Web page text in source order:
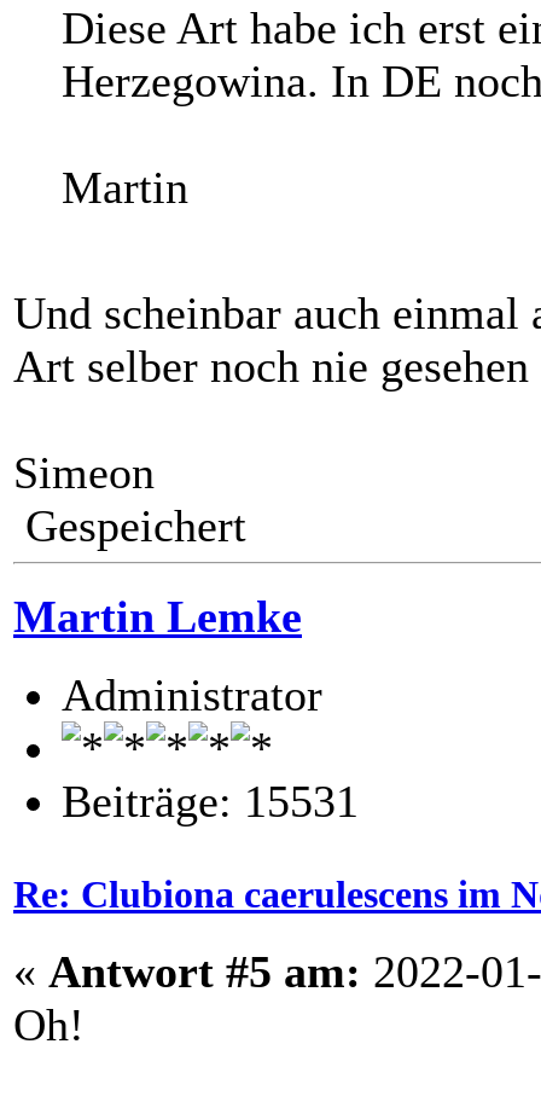
Diese Art habe ich erst
Herzegowina. In DE
Martin
Und scheinbar auch einmal
Art selber noch nie
Simeon
Gespeichert
Martin Lemke
Administrator
Beiträge: 15531
Re: Clubiona caerulescens im
« Antwort #5 am: 2022-
Oh!